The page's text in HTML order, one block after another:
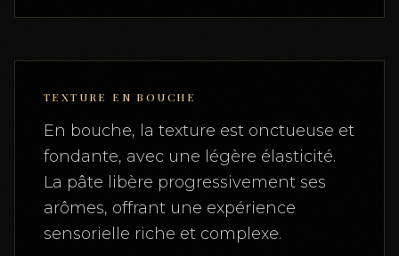
TEXTURE EN BOUCHE
En bouche, la texture est onctueuse et
fondante, avec une légère élasticité.
La pâte libère progressivement ses
arômes, offrant une expérience
sensorielle riche et complexe.